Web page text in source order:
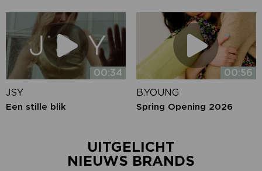
00:34
JSY
Een stille blik
00:56
B.YOUNG
Spring Opening 2026
UITGELICHT
NIEUWS BRANDS